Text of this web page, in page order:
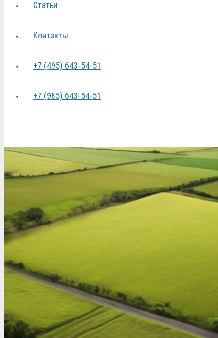
Статьи
Контакты
+7 (495) 643-54-51
+7 (985) 643-54-51